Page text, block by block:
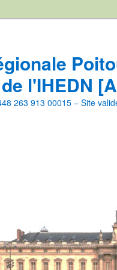
l'IHEDN
263 913 00015 – Site